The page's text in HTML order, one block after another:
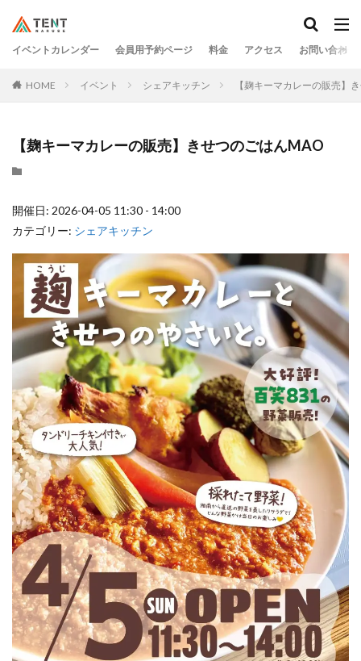
イベントカレンダー 会員用予約ページ 料金 アクセス お問い合わせ
HOME イベント シェアキッチン 【麹キーマカレーの販売】
【麹キーマカレーの販売】きせつのごはんMAO
開催日: 2026-04-05 11:30 - 14:00
カテゴリー: シェアキッチン